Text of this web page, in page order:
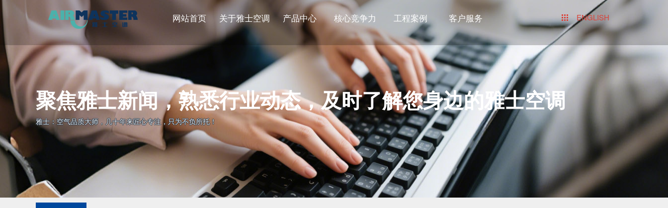
ENGLISH
网站首页 关于雅士空调 产品中心 核心竞争力 工程案例 客户服务
聚焦雅士新闻，熟悉行业动态，及时了解您身边的雅士空调
雅士：空气品质大师，几十年来匠心专注，只为不负所托！